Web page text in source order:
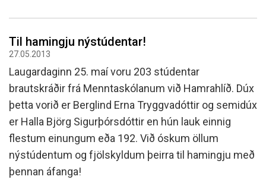
Til hamingju nýstúdentar!
27.05.2013
Laugardaginn 25. maí voru 203 stúdentar
brautskráðir frá Menntaskólanum við Hamrahlíð. Dúx
þetta vorið er Berglind Erna Tryggvadóttir og semidúx
er Halla Björg Sigurþórsdóttir en hún lauk einnig
flestum einungum eða 192. Við óskum öllum
nýstúdentum og fjölskyldum þeirra til hamingju með
þennan áfanga!